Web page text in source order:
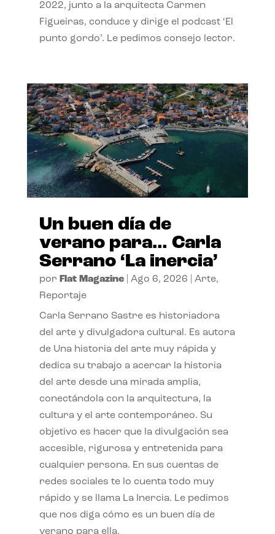
2022, junto a la arquitecta Carmen
Figueiras, conduce y dirige el podcast ‘El
punto gordo’. Le pedimos consejo lector.
Un buen día de
verano para… Carla
Serrano ‘La inercia’
por Flat Magazine| Ago 6, 2026 Arte,
Reportaje
Carla Serrano Sastre es historiadora
del arte y divulgadora cultural. Es autora
de Una historia del arte muy rápida y
dedica su trabajo a acercar la historia
del arte desde una mirada amplia,
conectándola con la arquitectura, la
cultura y el arte contemporáneo. Su
objetivo es hacer que la divulgación sea
accesible, rigurosa y entretenida para
cualquier persona. En sus cuentas de
redes sociales te lo cuenta todo muy
rápido y se llama La Inercia. Le pedimos
que nos diga cómo es un buen día de
verano para ella.